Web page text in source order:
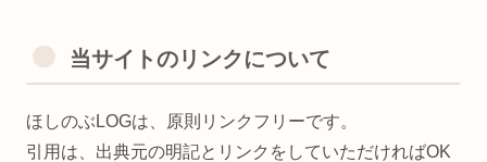
当サイトのリンクについて
ほしのぶLOGは、原則リンクフリーです。
引用は、出典元の明記とリンクをしていただければOK